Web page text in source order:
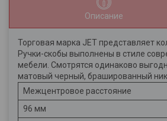
Описание
Торговая марка JET представляет
Ручки-скобы выполнены в стиле
мебели. Смотрятся одинаково
матовый черный, брашированный
Межцентровое расстояние
96 мм